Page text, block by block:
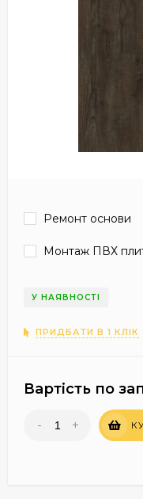
Ремонт основи
Монтаж ПВХ
У НАЯВНОСТІ
ПРИДБАТИ В 1 КЛІК
Вартість по
- +